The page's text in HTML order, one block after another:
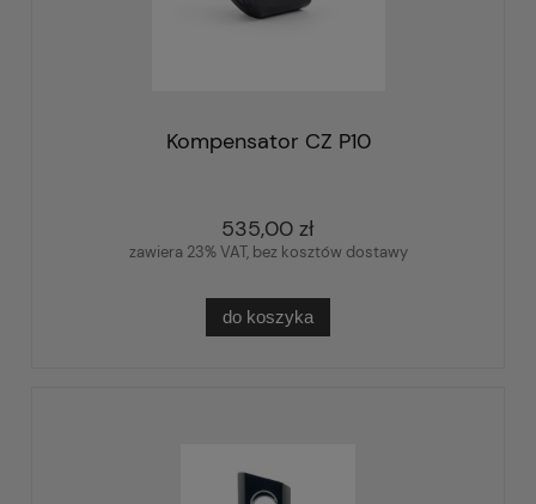
Kompensator CZ P10
535,00 zł
zawiera 23% VAT, bez kosztów dostawy
do koszyka